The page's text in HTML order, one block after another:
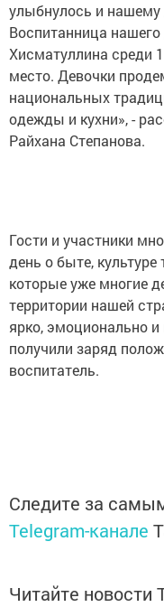
улыбнулось и нашему
Воспитанница
Хисматуллина среди
место. Девочки
национальных
одежды и кухни», -
Райхана Степанова.
Гости и участники
день о быте,
которые уже многие
территории нашей
ярко, эмоционально и
получили заряд
воспитатель.
Следите за
Telegram-канале
Читайте новости